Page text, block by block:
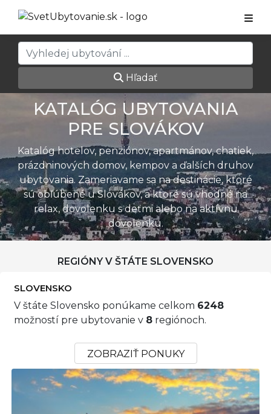
Hľadať
KATALÓG UBYTOVANIA
PRE SLOVÁKOV
Katalóg hotelov, penziónov, apartmánov, chatiek,
prázdninových domov, kempov a ďalších druhov
ubytovania. Zameriavame sa na destinácie, ktoré
sú obľúbené u Slovákov, a ktoré sú vhodné na
relax, dovolenku s deťmi alebo na aktívnu
dovolenku.
REGIÓNY V ŠTÁTE SLOVENSKO
SLOVENSKO
V štáte Slovensko ponúkame celkom 6248
možností pre ubytovanie v 8 regiónoch.
ZOBRAZIŤ PONUKY